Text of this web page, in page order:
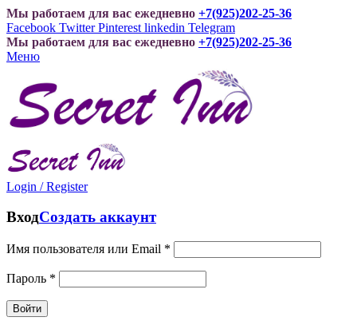
Мы работаем для вас ежедневно +7(925)202-25-36
Facebook Twitter Pinterest linkedin Telegram
Мы работаем для вас ежедневно +7(925)202-25-36
Меню
Login / Register
ВходСоздать аккаунт
Имя пользователя или Email *
Пароль *
Войти